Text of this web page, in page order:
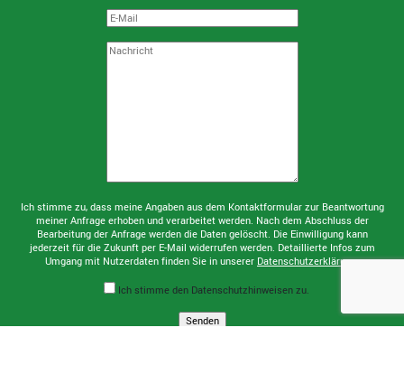
E-Mail
Nachricht:
Ich stimme zu, dass meine Angaben aus dem Kontaktformular zur Beantwortung
meiner Anfrage erhoben und verarbeitet werden. Nach dem Abschluss der
Bearbeitung der Anfrage werden die Daten gelöscht. Die Einwilligung kann
jederzeit für die Zukunft per E-Mail widerrufen werden. Detaillierte Infos zum
Umgang mit Nutzerdaten finden Sie in unserer Datenschutzerklärung.
Ich stimme den Datenschutzhinweisen zu.